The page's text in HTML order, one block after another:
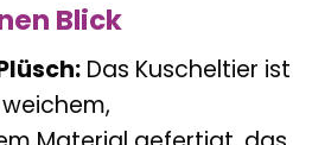
Blick
Das Kuscheltier ist